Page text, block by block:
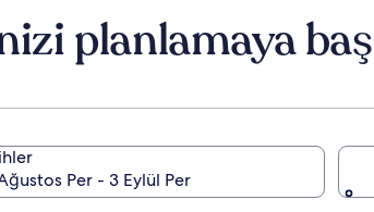
planlamaya
Per - 3 Eylül Per